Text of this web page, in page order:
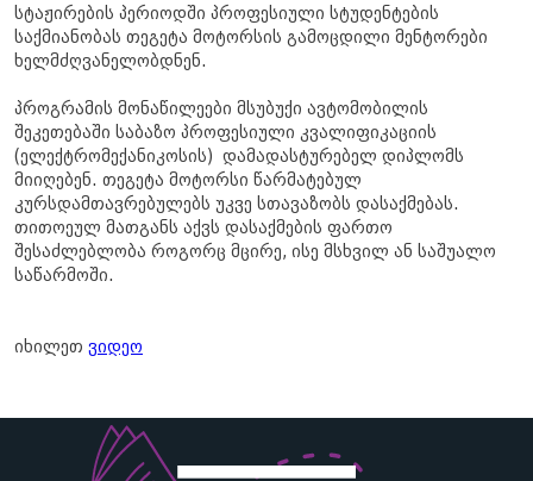
სტაჟირების პერიოდში პროფესიული სტუდენტების
საქმიანობას თეგეტა მოტორსის გამოცდილი მენტორები
ხელმძღვანელობდნენ.
პროგრამის მონაწილეები მსუბუქი ავტომობილის
შეკეთებაში საბაზო პროფესიული კვალიფიკაციის
(ელექტრომექანიკოსის) დამადასტურებელ დიპლომს
მიიღებენ. თეგეტა მოტორსი წარმატებულ
კურსდამთავრებულებს უკვე სთავაზობს დასაქმებას.
თითოეულ მათგანს აქვს დასაქმების ფართო
შესაძლებლობა როგორც მცირე, ისე მსხვილ ან საშუალო
საწარმოში.
იხილეთ ვიდეო